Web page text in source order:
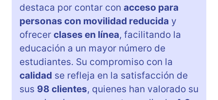
destaca por contar con acceso para
personas con movilidad reducida y
ofrecer clases en línea, facilitando la
educación a un mayor número de
estudiantes. Su compromiso con la
calidad se refleja en la satisfacción de
sus 98 clientes, quienes han valorado su